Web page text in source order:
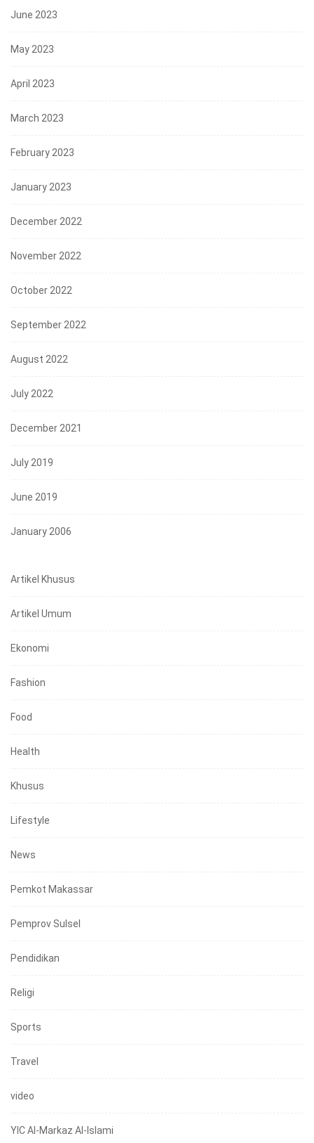
June 2023
May 2023
April 2023
March 2023
February 2023
January 2023
December 2022
November 2022
October 2022
September 2022
August 2022
July 2022
December 2021
July 2019
June 2019
January 2006
Artikel Khusus
Artikel Umum
Ekonomi
Fashion
Food
Health
Khusus
Lifestyle
News
Pemkot Makassar
Pemprov Sulsel
Pendidikan
Religi
Sports
Travel
video
YIC Al-Markaz Al-Islami